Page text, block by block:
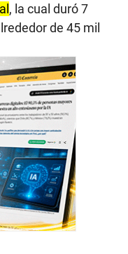
, la cual duró 7
de 45 mil